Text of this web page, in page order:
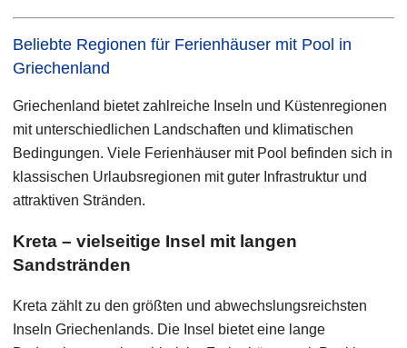
Beliebte Regionen für Ferienhäuser mit Pool in
Griechenland
Griechenland bietet zahlreiche Inseln und Küstenregionen
mit unterschiedlichen Landschaften und klimatischen
Bedingungen. Viele Ferienhäuser mit Pool befinden sich in
klassischen Urlaubsregionen mit guter Infrastruktur und
attraktiven Stränden.
Kreta – vielseitige Insel mit langen
Sandstränden
Kreta zählt zu den größten und abwechslungsreichsten
Inseln Griechenlands. Die Insel bietet eine lange